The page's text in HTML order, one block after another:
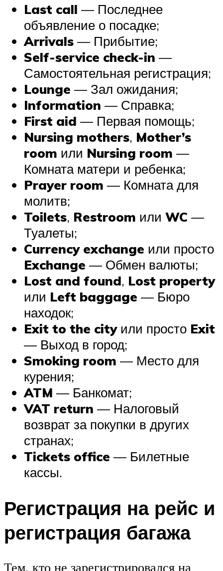
Last call — Последнее
объявление о посадке;
Arrivals — Прибытие;
Self-service check-in —
Самостоятельная регистрация;
Lounge — Зал ожидания;
Information — Справка;
First aid — Первая помощь;
Nursing mothers, Mother’s
room или Nursing room —
Комната матери и ребенка;
Prayer room — Комната для
молитв;
Toilets, Restroom или WC —
Туалеты;
Currency exchange или просто
Exchange — Обмен валюты;
Lost and found, Lost property
или Left baggage — Бюро
находок;
Exit to the cityили просто Exit
— Выход в город;
Smoking room — Место для
курения;
ATM — Банкомат;
VAT return — Налоговый
возврат за покупки в других
странах;
Tickets office — Билетные
кассы.
Регистрация на рейс и
регистрация багажа
Тем, кто не зарегистрировался на